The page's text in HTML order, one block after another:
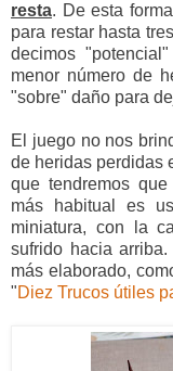
resta. De esta
para restar hasta
decimos
menor número de
"sobre" daño para
El juego no nos
de heridas perdidas
que tendremos
más habitual es
miniatura, con la
sufrido hacia
más elaborado,
"Diez Trucos útiles